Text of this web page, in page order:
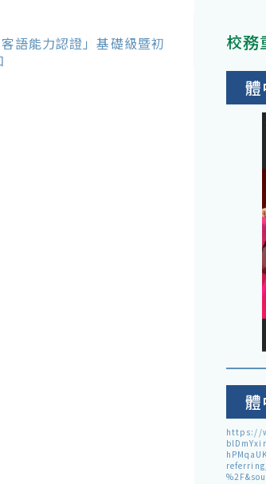
語能力認證」基礎級暨初
校務
體
體
https://